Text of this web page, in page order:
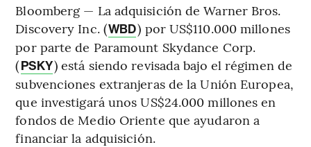
Bloomberg — La adquisición de Warner Bros.
Discovery Inc. (WBD) por US$110.000 millones
por parte de Paramount Skydance Corp.
(PSKY) está siendo revisada bajo el régimen de
subvenciones extranjeras de la Unión Europea,
que investigará unos US$24.000 millones en
fondos de Medio Oriente que ayudaron a
financiar la adquisición.